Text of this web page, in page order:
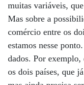
muitas variáveis,
Mas sobre a
comércio entre os
estamos nesse
dados. Por
os dois países, que